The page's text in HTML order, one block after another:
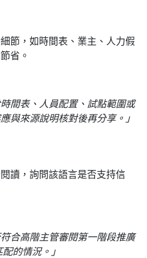
節，如時間表、業主、人力假
省。
間表、人員配置、試點範圍或
與來源說明核對後再分享。」
讀，詢問該語言是否支持信
合高階主管審閱第一階段推廣
的情況。」